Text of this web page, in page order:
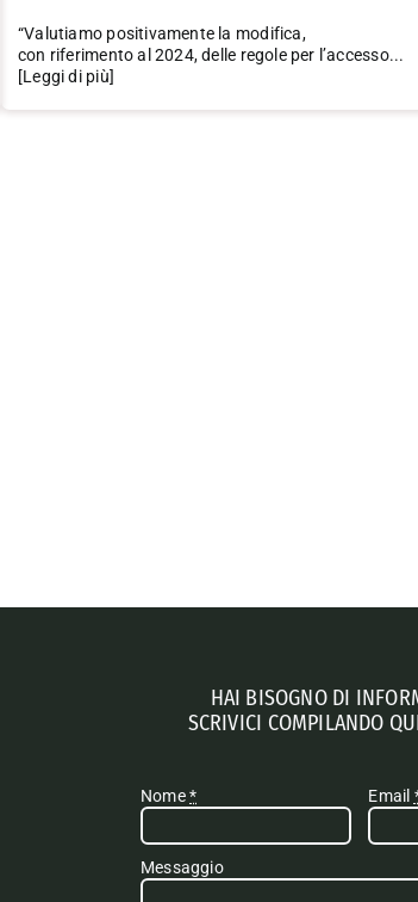
“Valutiamo positivamente la modifica,
con riferimento al 2024, delle regole per l’accesso...
[Leggi di più]
HAI BISOGNO DI
SCRIVICI COMPILANDO
Nome* Email
Messaggio